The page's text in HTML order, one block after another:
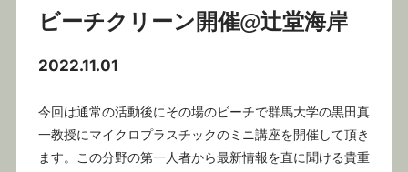
ビーチクリーン開催@辻堂海岸
2022.11.01
今回は通常の活動後にその場のビーチで群馬大学の黒田真
一教授にマイクロプラスチックのミニ講座を開催して頂き
ます。この分野の第一人者から最新情報を直に聞ける貴重